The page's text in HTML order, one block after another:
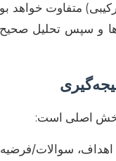
متفاوت
بخش اصلی است:
اهداف، سوالات/